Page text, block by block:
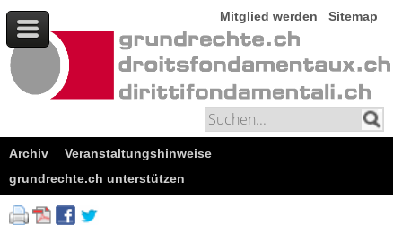
Mitglied werden Sitemap
Archiv
Veranstaltungshinweise
grundrechte.ch unterstützen